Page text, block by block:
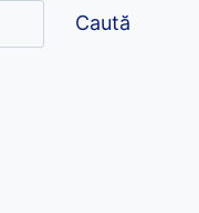
Caută